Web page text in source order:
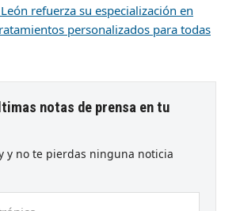
refuerza su especialización en
personalizados para todas
notas de prensa en tu
y no te pierdas ninguna noticia